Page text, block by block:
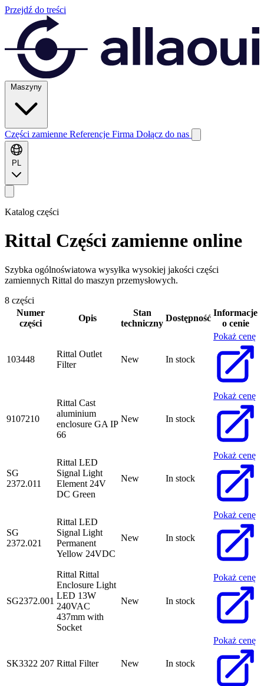
Przejdź do treści
Maszyny
Części zamienne Referencje Firma Dołącz do nas
PL
Katalog części
Rittal Części zamienne online
Szybka ogólnoświatowa wysyłka wysokiej jakości części
zamiennych Rittal do maszyn przemysłowych.
8 części
Numer
części
Opis
Stan
techniczny
Dostępność
Informacje
o cenie
103448
Rittal Outlet
Filter
New In stock
Pokaż cenę
9107210
Rittal Cast
aluminium
enclosure GA IP
66
New In stock
Pokaż cenę
SG
2372.011
Rittal LED
Signal Light
Element 24V
DC Green
New In stock
Pokaż cenę
SG
2372.021
Rittal LED
Signal Light
Permanent
Yellow 24VDC
New In stock
Pokaż cenę
SG2372.001
Rittal Rittal
Enclosure Light
LED 13W
240VAC
437mm with
Socket
New In stock
Pokaż cenę
SK3322 207 Rittal Filter New In stock
Pokaż cenę